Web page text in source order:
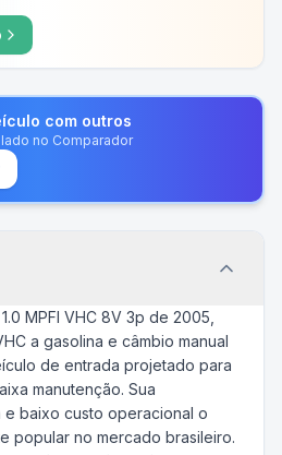
com outros
no Comparador
MPFI VHC 8V 3p de 2005,
a gasolina e câmbio manual
de entrada projetado para
manutenção. Sua
e baixo custo operacional o
popular no mercado brasileiro.